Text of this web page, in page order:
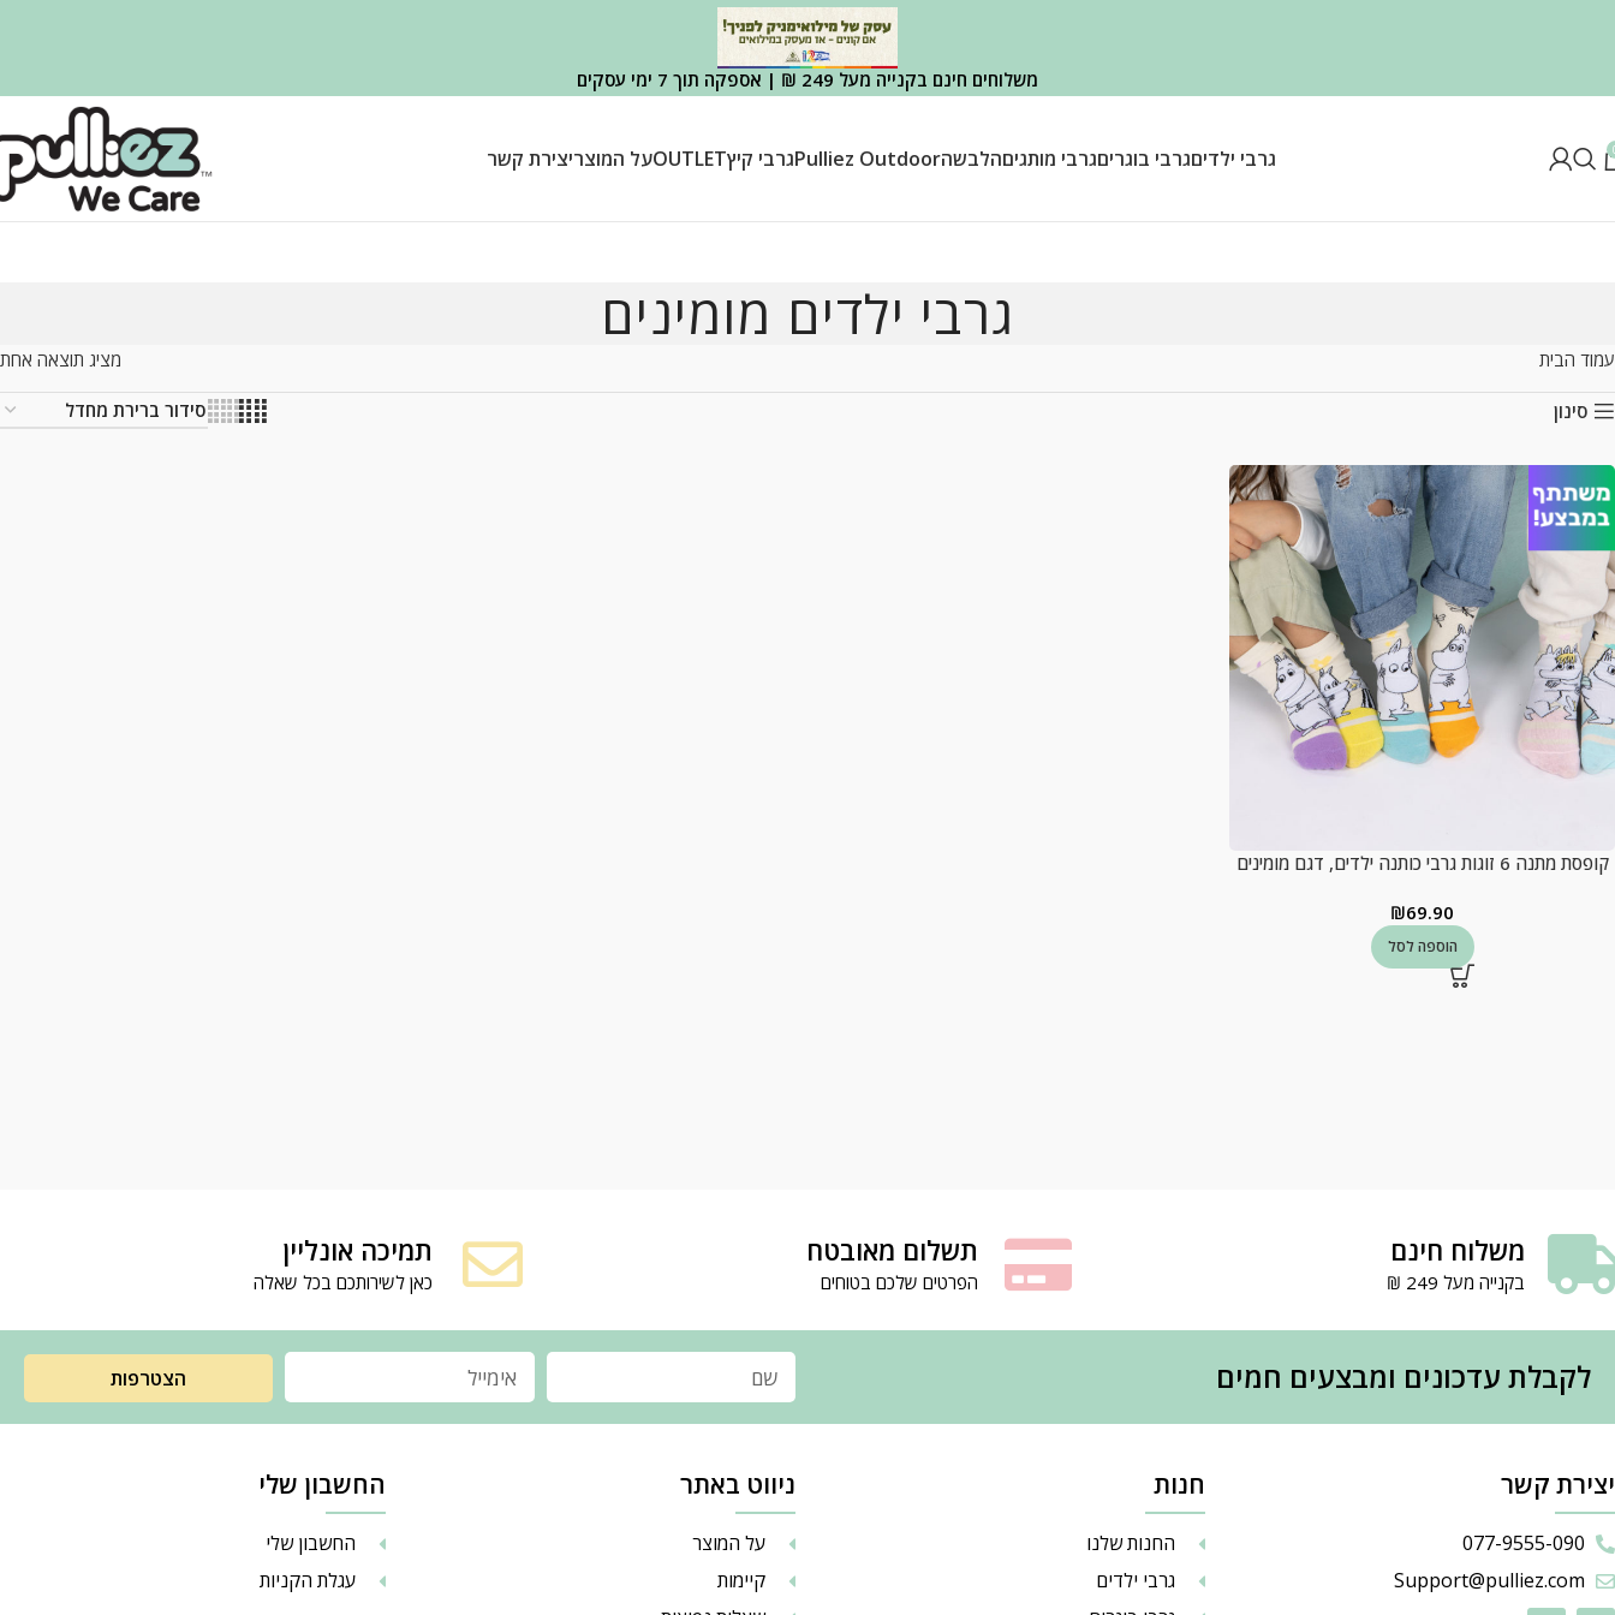
משלוחים חינם בקנייה מעל 249 ₪ | אספקה תוך 7 ימי עסקים
גרבי ילדיםגרבי בוגריםגרבי מותגיםהלבשהPulliez Outdoorגרבי קיץOUTLETעל המוצריצירת קשר
גרבי ילדים מומינים
עמוד הבית מציג תוצאה אחת
סינון
קופסת מתנה 6 זוגות גרבי כותנה ילדים, דגם מומינים
₪69.90
הוספה לסל
משלוח חינם
בקנייה מעל 249 ₪
תשלום מאובטח
הפרטים שלכם בטוחים
תמיכה אונליין
כאן לשירותכם בכל שאלה
לקבלת עדכונים ומבצעים חמים הצטרפות
יצירת קשר
077-9555-090
Support@pulliez.com
חנות
החנות שלנו
גרבי ילדים
ניווט באתר
על המוצר
קיימות
החשבון שלי
החשבון שלי
עגלת הקניות